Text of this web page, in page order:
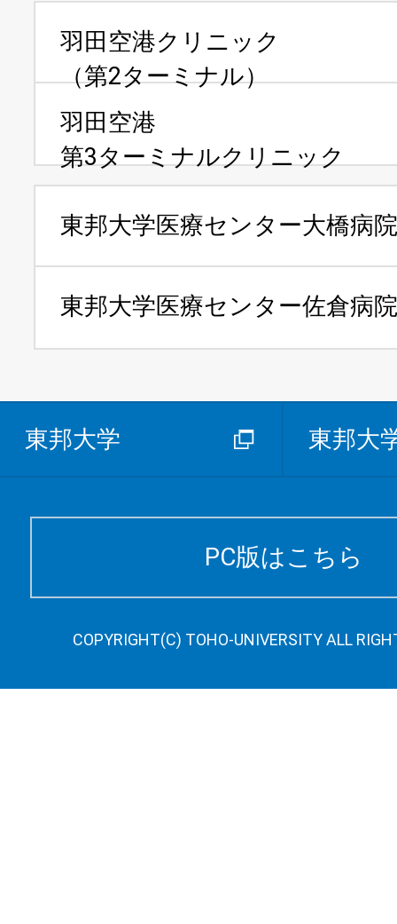
羽田空港クリニック
（第2ターミナル）
羽田空港
第3ターミナルクリニック
東邦大学医療センター大橋病
東邦大学医療センター佐倉病
東邦大学 東邦大
PC版はこちら
COPYRIGHT(C) TOHO-UNIVERSITY ALL